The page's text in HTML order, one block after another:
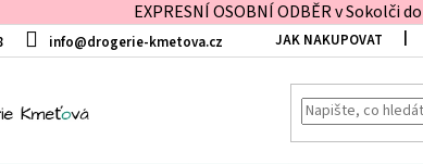
EXPRESNÍ OSOBNÍ ODBĚR v Sokolči
info@drogerie-kmetova.cz JAK NAKUPOVAT